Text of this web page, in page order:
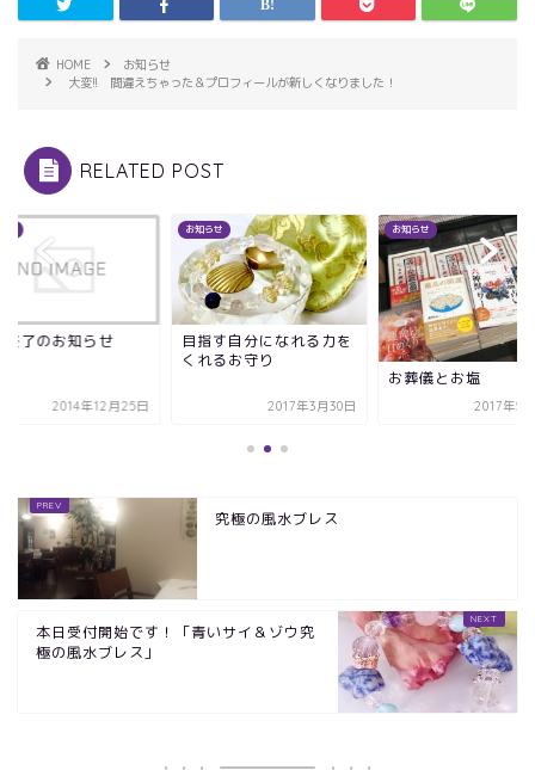
HOME
お知らせ
大変!! 間違えちゃった＆プロフィールが新しくなりました！
RELATED POST
終了のお知らせ
2014年12月25日
お知らせ
目指す自分になれる力を
くれるお守り
2017年3月30日
お知らせ
お葬儀とお塩
2017年5
究極の風水ブレス
本日受付開始です！「青いサイ＆ゾウ究
極の風水ブレス」